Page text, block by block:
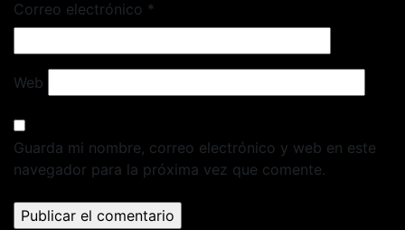
Correo electrónico *
Web
Guarda mi nombre, correo electrónico y web en este
navegador para la próxima vez que comente.